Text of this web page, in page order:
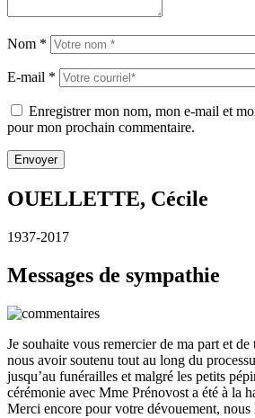
Nom *
E-mail *
Enregistrer mon nom, mon e-mail et
pour mon prochain commentaire.
OUELLETTE, Cécile
1937-2017
Messages de sympathie
Je souhaite vous remercier de ma part et
nous avoir soutenu tout au long du
jusqu’au funérailles et malgré les petits
cérémonie avec Mme Prénovost a été à la
Merci encore pour votre dévouement, nous